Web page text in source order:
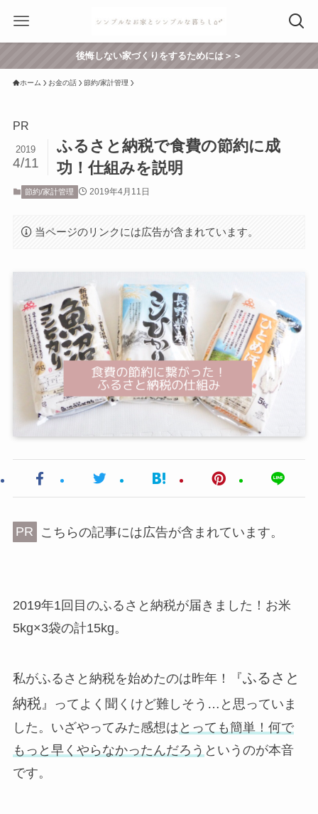
後悔しない家づくりをするためには＞＞
ホーム お金の話 節約/家計管理
PR
ふるさと納税で食費の節約に成
功！仕組みを説明
2019
4/11
節約/家計管理 2019年4月11日
当ページのリンクには広告が含まれています。
PR こちらの記事には広告が含まれています。
2019年1回目のふるさと納税が届きました！お米
5kg×3袋の計15kg。
私がふるさと納税を始めたのは昨年！『ふるさと
納税』ってよく聞くけど難しそう…と思っていま
した。いざやってみた感想は とっても簡単！何で
もっと早くやらなかったんだろう というのが本音
です。